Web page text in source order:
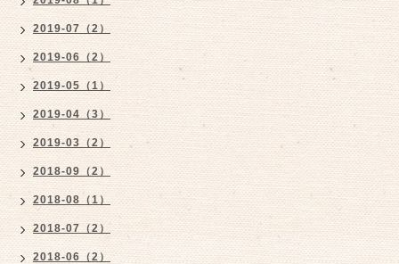
2019-07（2）
2019-06（2）
2019-05（1）
2019-04（3）
2019-03（2）
2018-09（2）
2018-08（1）
2018-07（2）
2018-06（2）